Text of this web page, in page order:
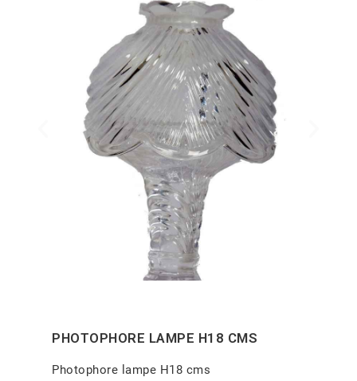
PHOTOPHORE LAMPE H18 CMS
Photophore lampe H18 cms